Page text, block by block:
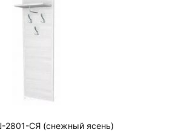
СЯ (снежный ясень)